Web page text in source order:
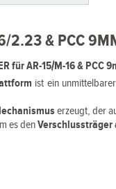
& PCC
für AR-15/M-16 &
ist ein unmittelbarer
erzeugt, der
es denVerschlussträger